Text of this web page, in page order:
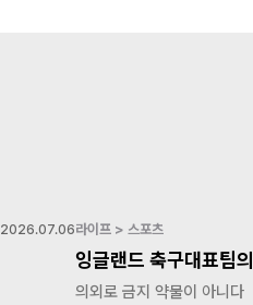
2026.07.06라이프 > 스포츠
잉글랜드 축구대표팀
의외로 금지 약물이 아니다